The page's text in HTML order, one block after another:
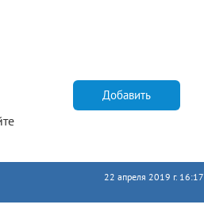
Добавить
22 апреля 2019 г. 16:17